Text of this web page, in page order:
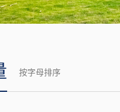
按字母排序